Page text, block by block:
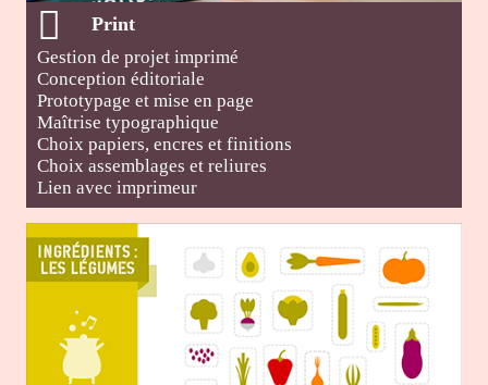
Print
Gestion de projet imprimé
Conception éditoriale
Prototypage et mise en page
Maîtrise typographique
Choix papiers, encres et finitions
Choix assemblages et reliures
Lien avec imprimeur